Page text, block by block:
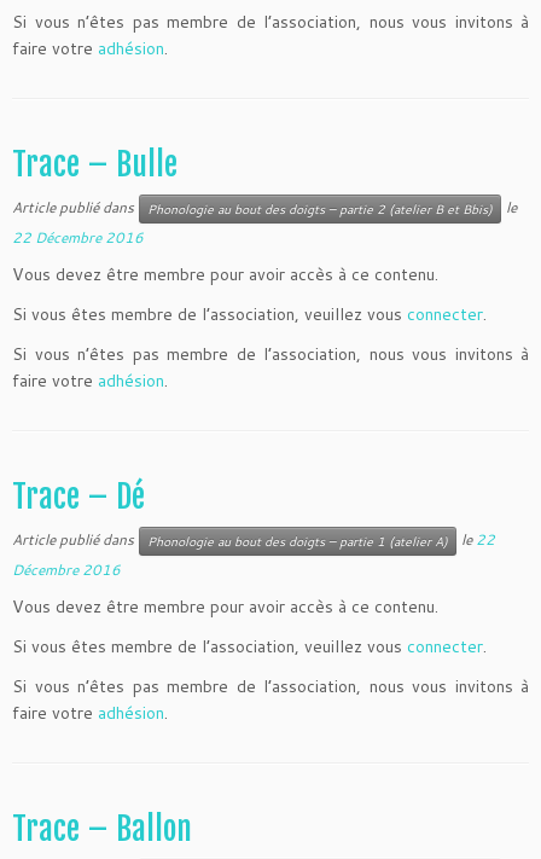
Si vous n’êtes pas membre de l’association, nous vous invitons à
faire votre adhésion.
Trace – Bulle
Article publié dans Phonologie au bout des doigts – partie 2 (atelier B et Bbis)
le
22 Décembre 2016
Vous devez être membre pour avoir accès à ce contenu.
Si vous êtes membre de l’association, veuillez vous connecter.
Si vous n’êtes pas membre de l’association, nous vous invitons à
faire votre adhésion.
Trace – Dé
Article publié dans Phonologie au bout des doigts – partie 1 (atelier A) le22
Décembre 2016
Vous devez être membre pour avoir accès à ce contenu.
Si vous êtes membre de l’association, veuillez vous connecter.
Si vous n’êtes pas membre de l’association, nous vous invitons à
faire votre adhésion.
Trace – Ballon